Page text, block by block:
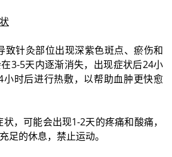
针灸部位出现深紫色斑点、瘀伤和
3-5天内逐渐消失，出现症状后24小
小时后进行热敷，以帮助血肿更快愈
，可能会出现1-2天的疼痛和酸痛，
足的休息，禁止运动。